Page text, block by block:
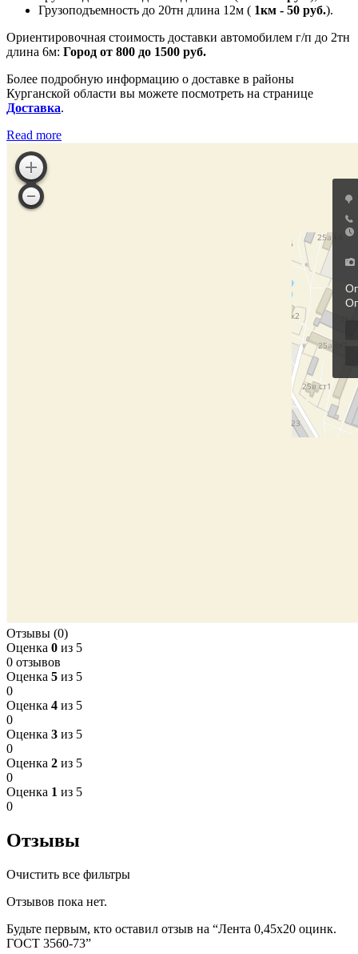
Грузоподъемность до 20тн длина 12м ( 1км - 50 руб.).
Ориентировочная стоимость доставки автомобилем г/п до 2тн
длина 6м: Город от 800 до 1500 руб.
Более подробную информацию о доставке в районы
Курганской области вы можете посмотреть на странице
Доставка.
Read more
Отзывы (0)
Оценка 0 из 5
0 отзывов
Оценка 5 из 5
0
Оценка 4 из 5
0
Оценка 3 из 5
0
Оценка 2 из 5
0
Оценка 1 из 5
0
Отзывы
Очистить все фильтры
Отзывов пока нет.
Будьте первым, кто оставил отзыв на “Лента 0,45х20 оцинк.
ГОСТ 3560-73”